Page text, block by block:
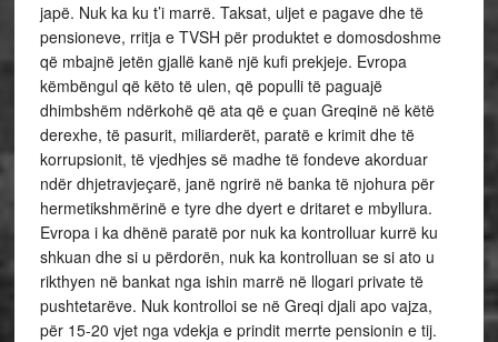
japë. Nuk ka ku t’i marrë. Taksat, uljet e pagave dhe të
pensioneve, rritja e TVSH për produktet e domosdoshme
që mbajnë jetën gjallë kanë një kufi prekjeje. Evropa
këmbëngul që këto të ulen, që populli të paguajë
dhimbshëm ndërkohë që ata që e çuan Greqinë në këtë
derexhe, të pasurit, miliarderët, paratë e krimit dhe të
korrupsionit, të vjedhjes së madhe të fondeve akorduar
ndër dhjetravjeçarë, janë ngrirë në banka të njohura për
hermetikshmërinë e tyre dhe dyert e dritaret e mbyllura.
Evropa i ka dhënë paratë por nuk ka kontrolluar kurrë ku
shkuan dhe si u përdorën, nuk ka kontrolluan se si ato u
rikthyen në bankat nga ishin marrë në llogari private të
pushtetarëve. Nuk kontrolloi se në Greqi djali apo vajza,
për 15-20 vjet nga vdekja e prindit merrte pensionin e tij.